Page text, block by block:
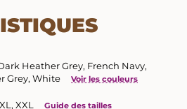
Heather Grey, French Navy,
Grey, White
Voir les couleurs
XXL Guide des tailles